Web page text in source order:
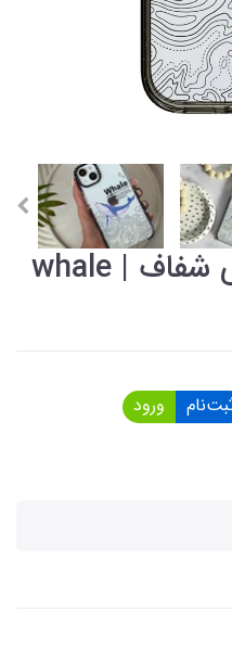
قاب موبایل سفارشی شفاف | whale
ورود